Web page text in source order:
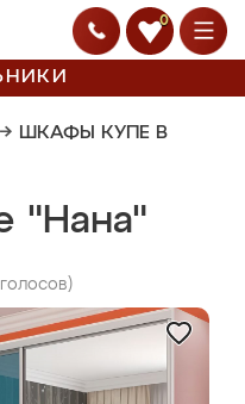
0
→ ШКАФЫ КУПЕ В
"Нана"
голосов)